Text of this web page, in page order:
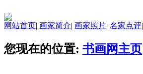
网站首页| 画家简介| 画家照片| 名家点评|
您现在的位置: 书画网主页